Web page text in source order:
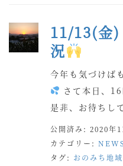
11/13(金
況
今年も気づけば
さて本日、
是非、お待ちし
公開済み: 2020年
カテゴリー: NEWS
タグ: おのみち地